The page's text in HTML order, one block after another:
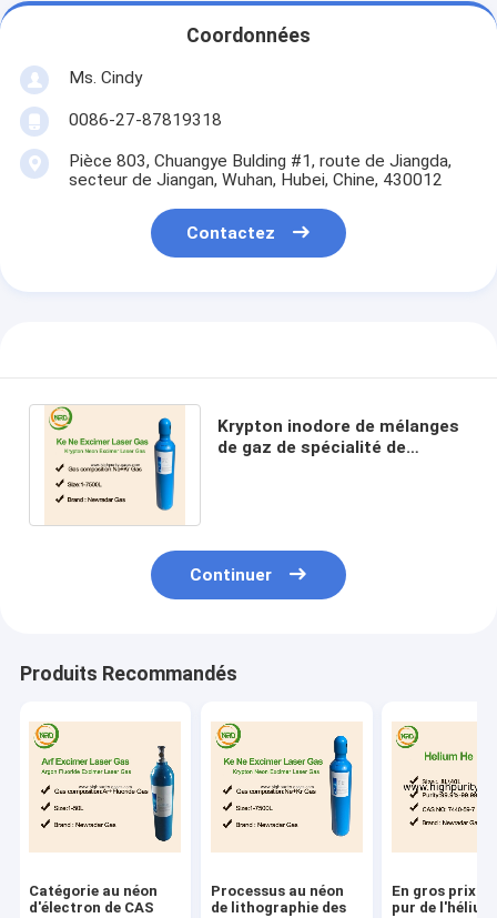
Coordonnées
Ms. Cindy
0086-27-87819318
Pièce 803, Chuangye Bulding #1, route de Jiangda,
secteur de Jiangan, Wuhan, Hubei, Chine, 430012
Contactez
Krypton inodore de mélanges
de gaz de spécialité de
Continuer
Produits Recommandés
Catégorie au néon
d'électron de CAS
Processus au néon
de lithographie des
En gros prix
pur de l'hélium